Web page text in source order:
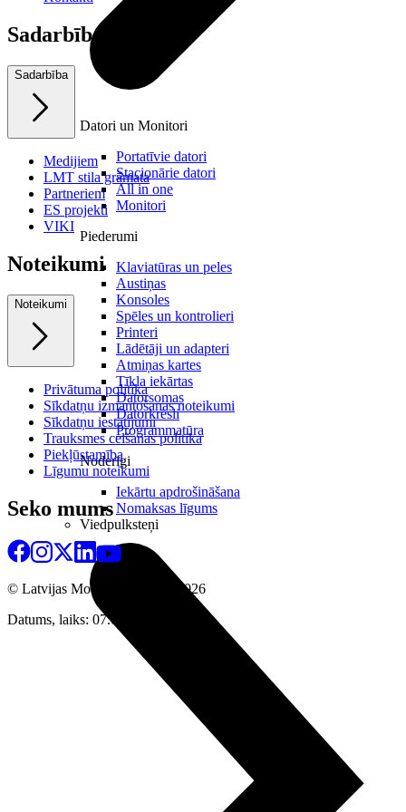
Datori un Monitori
Portatīvie datori
Stacionārie datori
All in one
Monitori
Piederumi
Klaviatūras un peles
Austiņas
Konsoles
Spēles un kontrolieri
Printeri
Lādētāji un adapteri
Atmiņas kartes
Tīkla iekārtas
Datorsomas
Datorkrēsli
Programmatūra
Noderīgi
Iekārtu apdrošināšana
Nomaksas līgums
Viedpulksteņi
Sadarbība
Sadarbība
Medijiem
LMT stila grāmata
Partneriem
ES projekti
VIKI
Noteikumi
Noteikumi
Privātuma politika
Sīkdatņu izmantošanas noteikumi
Sīkdatņu iestatījumi
Trauksmes celšanas politika
Piekļūstamība
Līgumu noteikumi
Seko mums
© Latvijas Mobilais Telefons
2026
Datums, laiks: 07.08.2026 19:51